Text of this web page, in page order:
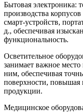
Бытовая электроника:
производства
смарт-устройств,
д., обеспечивая
функциональность.
Осветительное
занимает важное место
ним, обеспечивая
поверхности, повышая
продукции.
Медицинское